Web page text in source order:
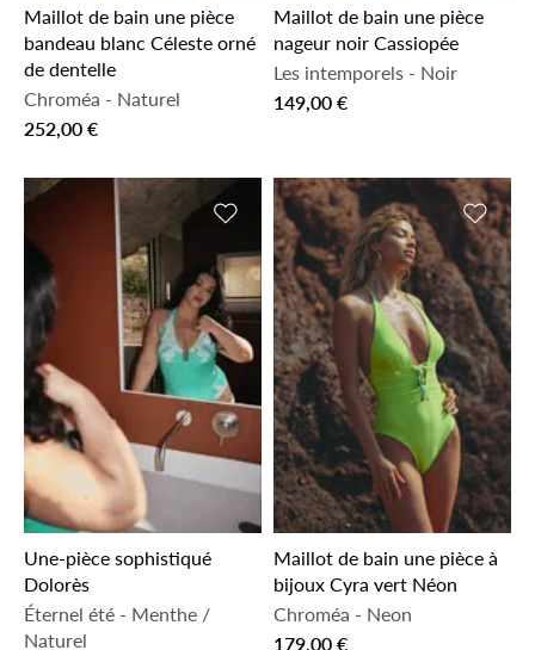
Maillot de bain une pièce
bandeau blanc Céleste orné
de dentelle
Chroméa - Naturel
252,00 €
Maillot de bain une pièce
nageur noir Cassiopée
Les intemporels - Noir
149,00 €
Ajouter à la liste de souhaits
Une-pièce sophistiqué
Dolorès
Éternel été - Menthe /
Naturel
Ajouter
Maillot de bain une pièce à
bijoux Cyra vert Néon
Chroméa - Neon
179,00 €